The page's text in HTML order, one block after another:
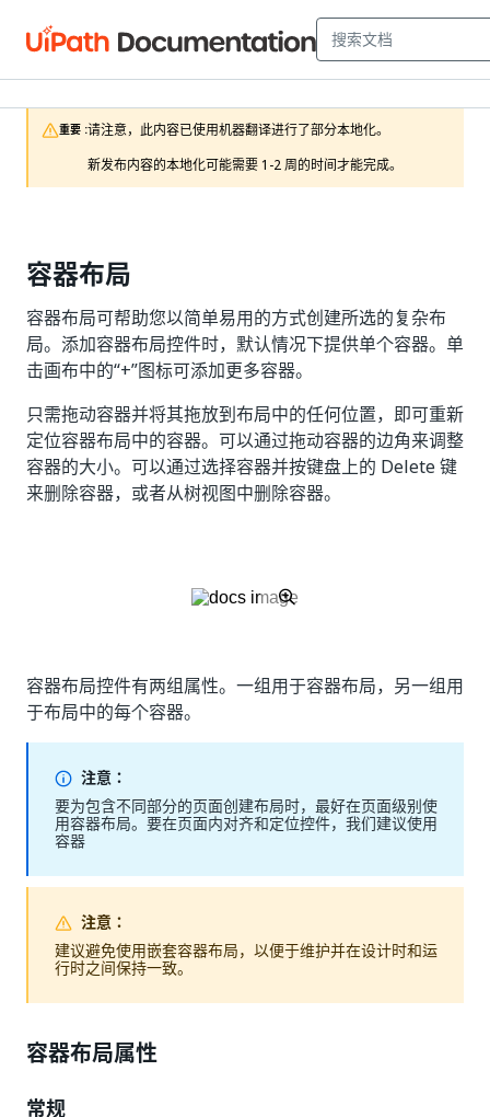
重要 :请注意，此内容已使用机器翻译进行了部分本地化。
新发布内容的本地化可能需要 1-2 周的时间才能完成。
容器布局
容器布局可帮助您以简单易用的方式创建所选的复杂布
局。添加容器布局控件时，默认情况下提供单个容器。单
击画布中的“+”图标可添加更多容器。
只需拖动容器并将其拖放到布局中的任何位置，即可重新
定位容器布局中的容器。可以通过拖动容器的边角来调整
容器的大小。可以通过选择容器并按键盘上的 Delete 键
来删除容器，或者从树视图中删除容器。
容器布局控件有两组属性。一组用于容器布局，另一组用
于布局中的每个容器。
注意：
要为包含不同部分的页面创建布局时，最好在页面级别使
用容器布局。要在页面内对齐和定位控件，我们建议使用
容器
注意：
建议避免使用嵌套容器布局，以便于维护并在设计时和运
行时之间保持一致。
容器布局属性
常规